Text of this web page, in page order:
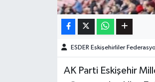
ESDER Eskişehirliler
AK Parti Eskişehir